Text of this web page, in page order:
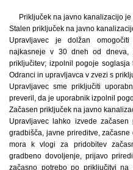
Priključek na javno kanalizacijo je
Stalen priključek na javno
Upravljavec je dolžan omogočiti
najkasneje v 30 dneh od
priključitev; izpolnil pogoje
Odranci in upravljavca v zvezi s
Upravljavec sme priključiti
preveril, da je uporabnik izpolnil
Začasen priključek na javno
Upravljavec lahko izvede
gradbišča, javne prireditve,
mora k vlogi za pridobitev
gradbeno dovoljenje, prijavo
začasno potrebo po priključitvi na